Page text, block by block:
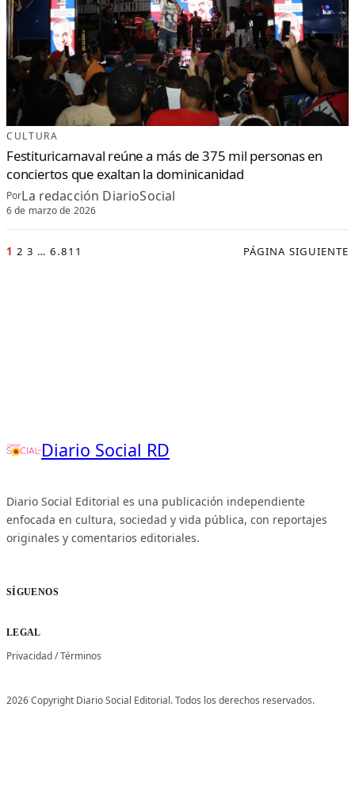
CULTURA
Festituricarnaval reúne a más de 375 mil personas en
conciertos que exaltan la dominicanidad
PorLa redacción DiarioSocial
6 de marzo de 2026
1 2 3 … 6.811 PÁGINA SIGUIENTE
Diario Social RD
Diario Social Editorial es una publicación independiente
enfocada en cultura, sociedad y vida pública, con reportajes
originales y comentarios editoriales.
SÍGUENOS
LEGAL
Privacidad/Términos
2026 Copyright Diario Social Editorial. Todos los derechos reservados.